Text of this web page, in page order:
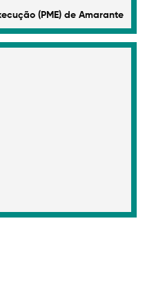
(PME) de Amarante